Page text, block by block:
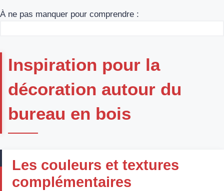
À ne pas manquer pour comprendre :
Inspiration pour la
décoration autour du
bureau en bois
Les couleurs et textures
complémentaires